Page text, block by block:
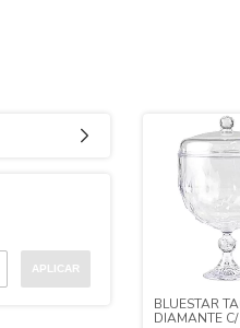
APLICAR
BLUESTAR
DIAMANTE